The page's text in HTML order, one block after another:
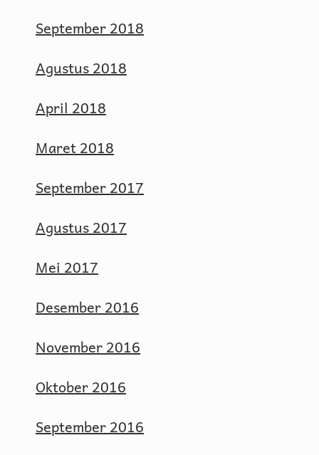
September 2018
Agustus 2018
April 2018
Maret 2018
September 2017
Agustus 2017
Mei 2017
Desember 2016
November 2016
Oktober 2016
September 2016